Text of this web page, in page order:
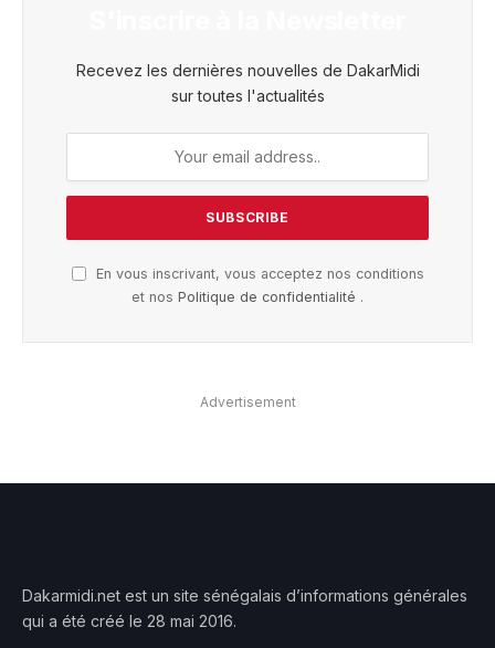
Recevez les dernières nouvelles de DakarMidi
sur toutes l'actualités
En vous inscrivant, vous acceptez nos conditions
et nos Politique de confidentialité .
Advertisement
Dakarmidi.net est un site sénégalais d’informations générales
qui a été créé le 28 mai 2016.